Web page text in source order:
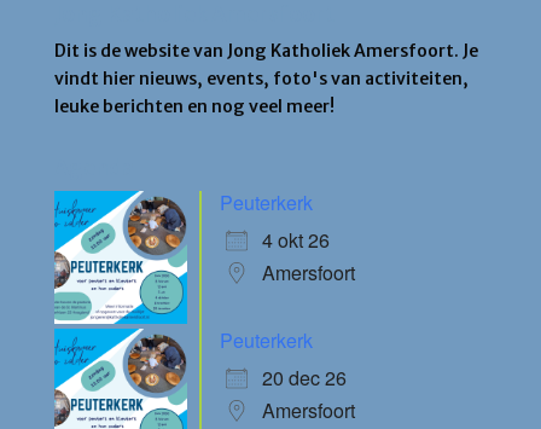
Dit is de website van Jong Katholiek Amersfoort. Je
vindt hier nieuws, events, foto's van activiteiten,
leuke berichten en nog veel meer!
Peuterkerk
4 okt 26
Amersfoort
Peuterkerk
20 dec 26
Amersfoort